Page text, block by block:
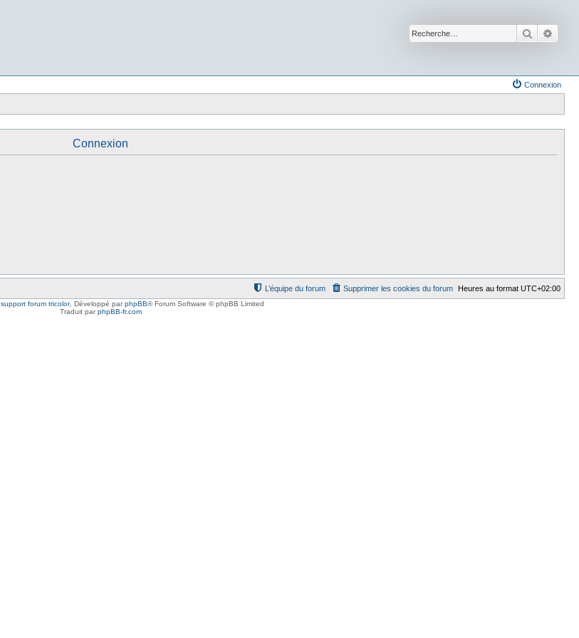
Connexion
Connexion
Heures au format UTC+02:00
Supprimer les cookies du forum
L’équipe du forum
support forum tricolor, Développé parphpBB® Forum Software © phpBB Limited
Traduit parphpBB-fr.com